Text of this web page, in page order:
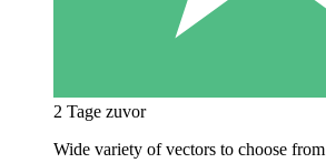
2 Tage zuvor
Wide variety of vectors to choose from